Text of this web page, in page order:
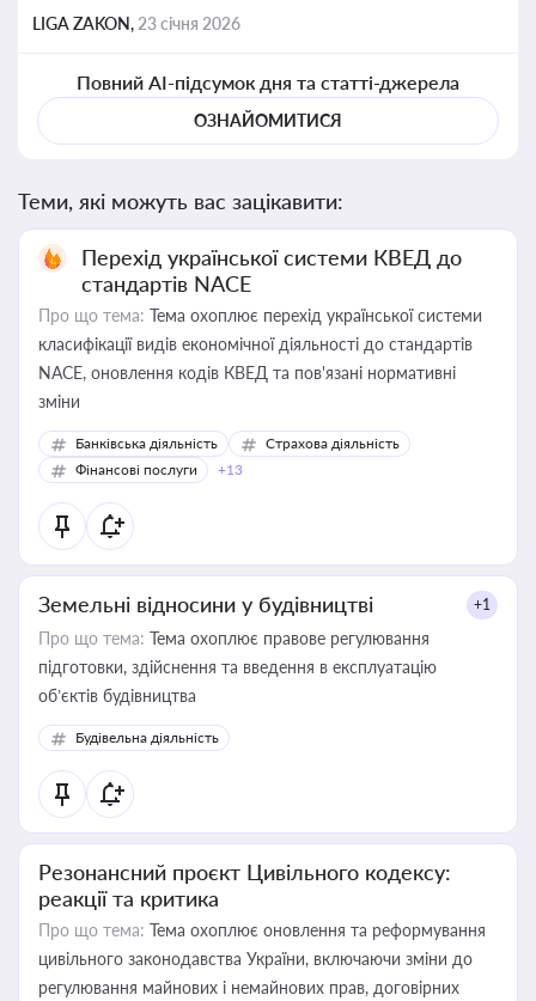
LIGA ZAKON, 23 січня 2026
Повний AI-підсумок дня та статті-джерела
ОЗНАЙОМИТИСЯ
Теми, які можуть вас зацікавити:
Перехід української системи КВЕД до
стандартів NACE
Про що тема: Тема охоплює перехід української системи
класифікації видів економічної діяльності до стандартів
NACE, оновлення кодів КВЕД та пов'язані нормативні
зміни
Банківська діяльність
Страхова діяльність
Фінансові послуги
+13
Земельні відносини у будівництві +1
Про що тема: Тема охоплює правове регулювання
підготовки, здійснення та введення в експлуатацію
об’єктів будівництва
Будівельна діяльність
Резонансний проєкт Цивільного кодексу:
реакції та критика
Про що тема: Тема охоплює оновлення та реформування
цивільного законодавства України, включаючи зміни до
регулювання майнових і немайнових прав, договірних